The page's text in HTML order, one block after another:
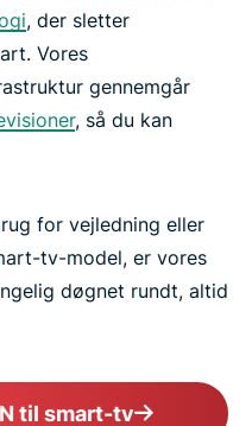
, der sletter
Vores
gennemgår
, så du kan
for vejledning eller
tv-model, er vores
døgnet rundt, altid
til smart-tv